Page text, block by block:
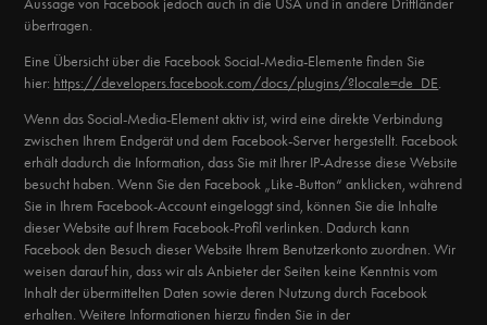
Aussage von Facebook jedoch auch in die USA und in andere Drittländer
übertragen.
Eine Übersicht über die Facebook Social-Media-Elemente finden Sie
hier: https://developers.facebook.com/docs/plugins/?locale=de_DE.
Wenn das Social-Media-Element aktiv ist, wird eine direkte Verbindung
zwischen Ihrem Endgerät und dem Facebook-Server hergestellt. Facebook
erhält dadurch die Information, dass Sie mit Ihrer IP-Adresse diese Website
besucht haben. Wenn Sie den Facebook „Like-Button“ anklicken, während
Sie in Ihrem Facebook-Account eingeloggt sind, können Sie die Inhalte
dieser Website auf Ihrem Facebook-Profil verlinken. Dadurch kann
Facebook den Besuch dieser Website Ihrem Benutzerkonto zuordnen. Wir
weisen darauf hin, dass wir als Anbieter der Seiten keine Kenntnis vom
Inhalt der übermittelten Daten sowie deren Nutzung durch Facebook
erhalten. Weitere Informationen hierzu finden Sie in der